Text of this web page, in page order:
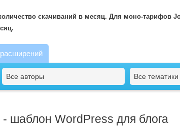
скачиваний в месяц. Для моно-
Все авторы Все тематики
- шаблон WordPress для блога